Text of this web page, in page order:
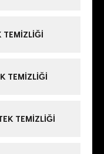
TEMIZLIĞI
TEMIZLIĞI
TEMIZLIĞI